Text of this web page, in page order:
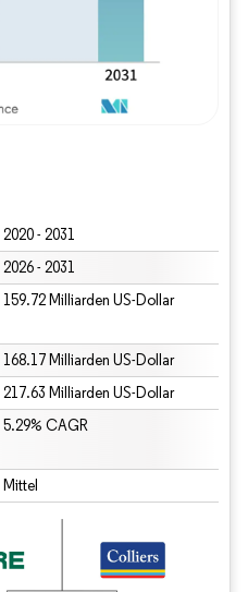
2020 - 2031
2026 - 2031
159.72 Milliarden US-Dollar
168.17 Milliarden US-Dollar
217.63 Milliarden US-Dollar
5.29% CAGR
Mittel
erfordert Namensnennung